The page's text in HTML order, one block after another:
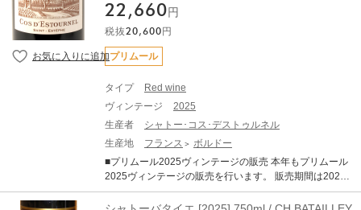
ウ由来のアロマティックさと、早い収穫によって維持さ
れた活き活きとした酸との対比が素晴らしい仕上がりで
し分のない素晴らしいアロマとボディを備えておりま
エチケットなど変更となる場合がございます。 ※説明の
内容はAI翻訳による和訳を掲載しております。 ※クール
便にてお届けいたします。 ※ご配送料はご購入状況に応
じてご決済時に加算となります。 ※TERRADA WINE ST
ORAGEボトル保管へのお届けも可能です。
■ボルドー2025年について 2025年ヴィンテージは、近年
の高糖度・高アルコール化の傾向から一転し、「クラシ
ックなアルコール度数」と「完璧なバランス」、「エレ
ガンス」が備わった、長期熟成ポテンシャルの秘めた素
晴しいヴィンテージとなりました。 6～8月の平均気温は
夜間に気温が下がったことで美しい酸が保持されました
結果として、過熟感やオークの主張といった過剰な要素
が極めて少なく 、濃縮感、フレッシュさ、タンニン、果
実味、精緻さが完璧なバランスで調和しています。 歴史
ないレベルに落ち込んでいます。前年の天候による水分
ストレスなどが要因とされていますが、生産量が限定的
なヴィンテージとなります。 赤ワインは総じて非常に品
22,660 円
税抜20,600 円
プリムール
タイプ
Red wine
ヴィンテージ
2025
生産者
シャトー･コス･デストゥルネル
生産地
フランス
ボルドー
■プリムール2025ヴィンテージの販売 本年もプリムール
2025ヴィンテージの販売を行います。 販売期間は2026
年7月21日17:00～11月30日までとなります。 ※商品の
お届け予定は2028年秋～2029年2月頃となります。 ■商